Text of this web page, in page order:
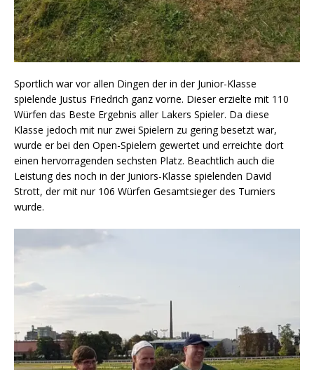
Sportlich war vor allen Dingen der in der Junior-Klasse
spielende Justus Friedrich ganz vorne. Dieser erzielte mit 110
Würfen das Beste Ergebnis aller Lakers Spieler. Da diese
Klasse jedoch mit nur zwei Spielern zu gering besetzt war,
wurde er bei den Open-Spielern gewertet und erreichte dort
einen hervorragenden sechsten Platz. Beachtlich auch die
Leistung des noch in der Juniors-Klasse spielenden David
Strott, der mit nur 106 Würfen Gesamtsieger des Turniers
wurde.